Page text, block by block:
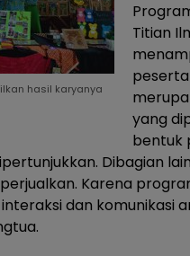
hasil karyanya
Titian
yang
bentuk
Dibagian
Karena
dan komunikasi